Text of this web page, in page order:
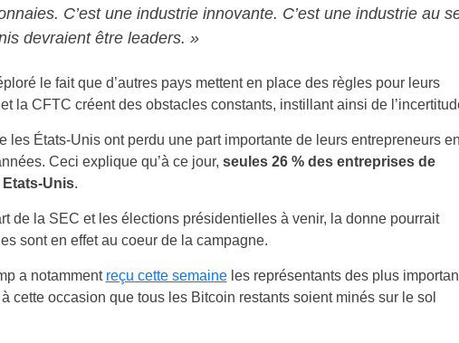
C’est une industrie innovante. C’est une industrie au
devraient être leaders. »
le fait que d’autres pays mettent en place des règles pour leurs
la CFTC créent des obstacles constants, instillant ainsi de
les États-Unis ont perdu une part importante de leurs entrepreneurs en
Ceci explique qu’à ce jour, seules 26 % des entreprises de
Unis.
de la SEC et les élections présidentielles à venir, la donne pourrait
sont en effet au coeur de la campagne.
a notamment reçu cette semaineles représentants des plus
cette occasion que tous les Bitcoin restants soient minés sur le sol